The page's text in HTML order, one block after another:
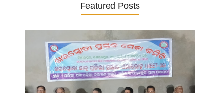
Featured Posts